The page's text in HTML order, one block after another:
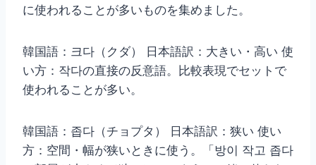
に使われることが多いものを集めました。
韓国語：크다（クダ） 日本語訳：大きい・高い 使
い方：작다の直接の反意語。比較表現でセットで
使われることが多い。
韓国語：좁다（チョプタ） 日本語訳：狭い 使い
方：空間・幅が狭いときに使う。「방이 작고 좁다